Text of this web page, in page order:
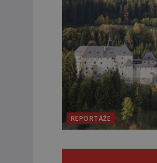
REPORTÁŽE